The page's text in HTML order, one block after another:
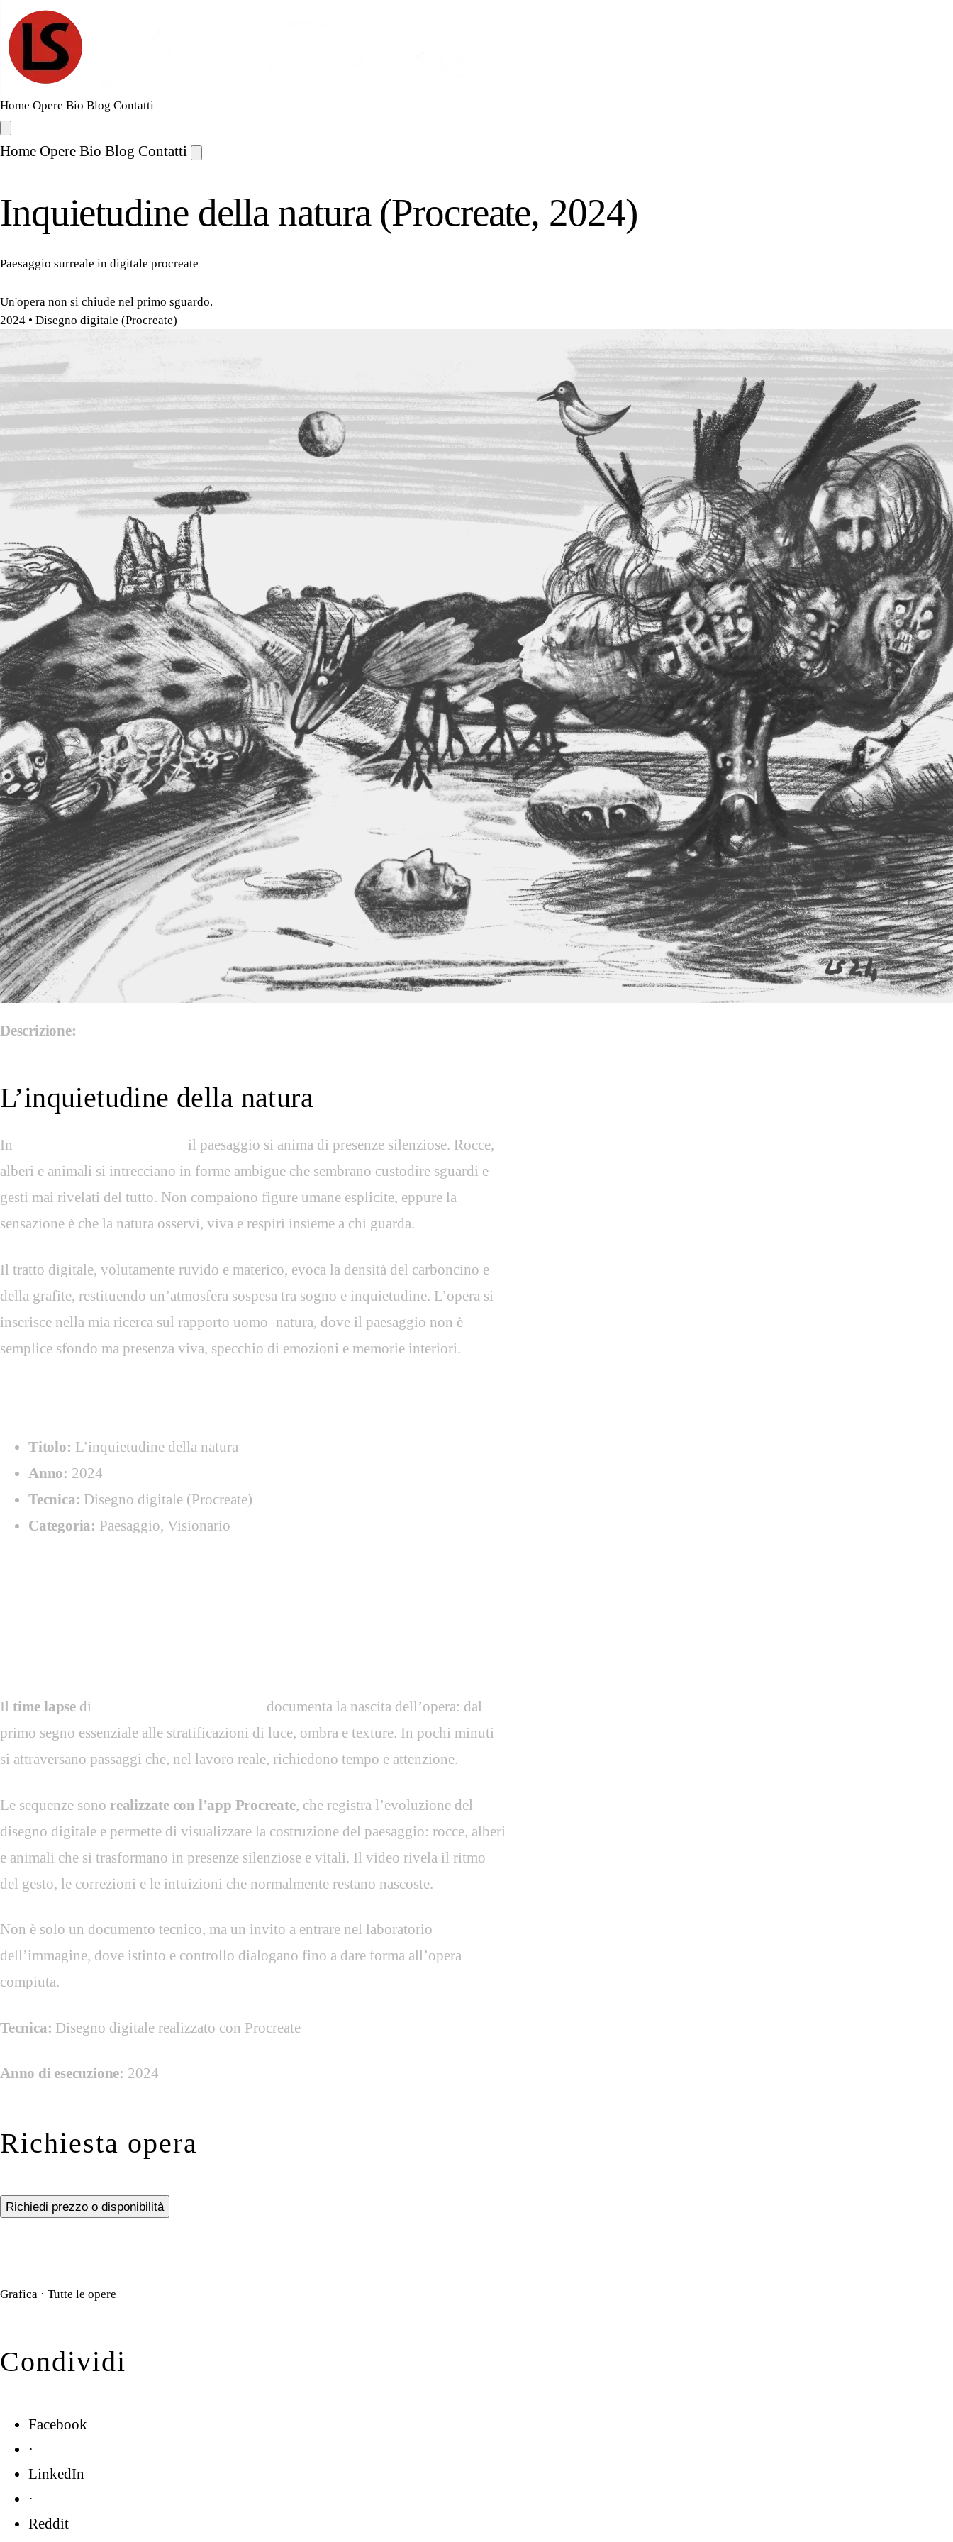
Home Opere Bio Blog Contatti
Home Opere Bio Blog Contatti
Inquietudine della natura (Procreate, 2024)
Paesaggio surreale in digitale procreate
Un'opera non si chiude nel primo sguardo.
2024 • Disegno digitale (Procreate)
Descrizione:
L’inquietudine della natura
In
il paesaggio si anima di presenze silenziose. Rocce,
alberi e animali si intrecciano in forme ambigue che sembrano custodire sguardi e
gesti mai rivelati del tutto. Non compaiono figure umane esplicite, eppure la
sensazione è che la natura osservi, viva e respiri insieme a chi guarda.
Il tratto digitale, volutamente ruvido e materico, evoca la densità del carboncino e
della grafite, restituendo un’atmosfera sospesa tra sogno e inquietudine. L’opera si
inserisce nella mia ricerca sul rapporto uomo–natura, dove il paesaggio non è
semplice sfondo ma presenza viva, specchio di emozioni e memorie interiori.
Titolo: L’inquietudine della natura
Anno: 2024
Tecnica: Disegno digitale (Procreate)
Categoria: Paesaggio, Visionario
Il time lapsedi
documenta la nascita dell’opera: dal
primo segno essenziale alle stratificazioni di luce, ombra e texture. In pochi minuti
si attraversano passaggi che, nel lavoro reale, richiedono tempo e attenzione.
Le sequenze sono realizzate con l’app Procreate, che registra l’evoluzione del
disegno digitale e permette di visualizzare la costruzione del paesaggio: rocce, alberi
e animali che si trasformano in presenze silenziose e vitali. Il video rivela il ritmo
del gesto, le correzioni e le intuizioni che normalmente restano nascoste.
Non è solo un documento tecnico, ma un invito a entrare nel laboratorio
dell’immagine, dove istinto e controllo dialogano fino a dare forma all’opera
compiuta.
Tecnica: Disegno digitale realizzato con Procreate
Anno di esecuzione: 2024
Richiesta opera
Richiedi prezzo o disponibilità
Grafica · Tutte le opere
Condividi
Facebook
·
LinkedIn
·
Reddit